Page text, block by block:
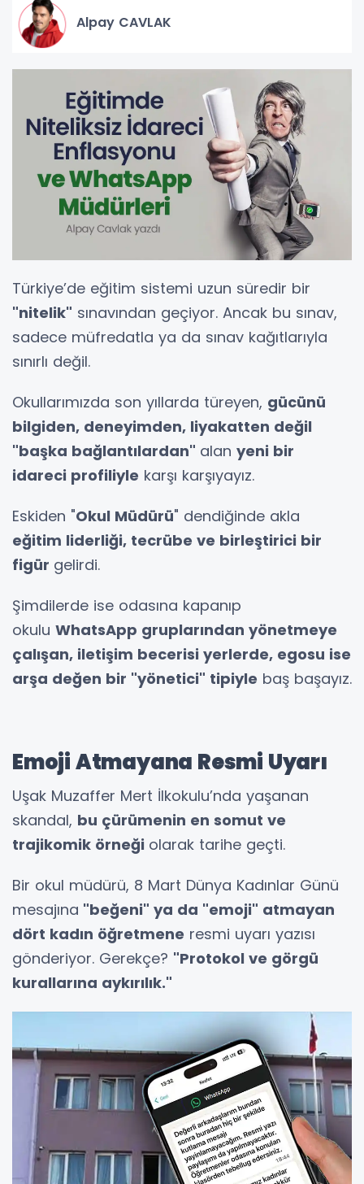
Alpay CAVLAK
Türkiye’de eğitim sistemi uzun süredir bir
"nitelik" sınavından geçiyor. Ancak bu sınav,
sadece müfredatla ya da sınav kağıtlarıyla
sınırlı değil.
Okullarımızda son yıllarda türeyen, gücünü
bilgiden, deneyimden, liyakatten değil
"başka bağlantılardan" alan yeni bir
idareci profiliyle karşı karşıyayız.
Eskiden "Okul Müdürü" dendiğinde akla
eğitim liderliği, tecrübe ve birleştirici bir
figür gelirdi.
Şimdilerde ise odasına kapanıp
okulu WhatsApp gruplarından yönetmeye
çalışan, iletişim becerisi yerlerde, egosu ise
arşa değen bir "yönetici" tipiyle baş başayız.
Emoji Atmayana Resmi Uyarı
Uşak Muzaffer Mert İlkokulu’nda yaşanan
skandal, bu çürümenin en somut ve
trajikomik örneği olarak tarihe geçti.
Bir okul müdürü, 8 Mart Dünya Kadınlar Günü
mesajına "beğeni" ya da "emoji" atmayan
dört kadın öğretmene resmi uyarı yazısı
gönderiyor. Gerekçe? "Protokol ve görgü
kurallarına aykırılık."